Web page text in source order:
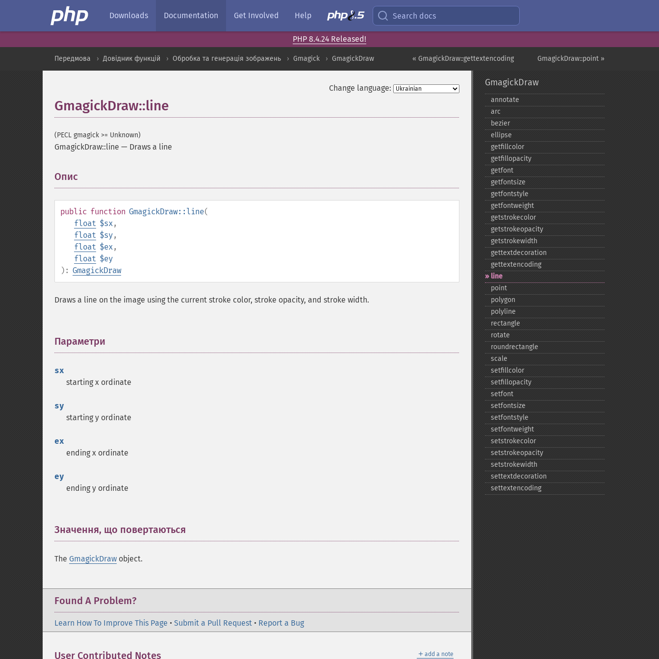
Downloads Documentation Get Involved Help Search docs
PHP 8.4.24 Released!
GmagickDraw::point »
« GmagickDraw::gettextencoding
Передмова Довідник функцій Обробка та генерація зображень Gmagick GmagickDraw
Change language:
GmagickDraw::line
(PECL gmagick >= Unknown)
GmagickDraw::line — Draws a line
Опис
public function GmagickDraw::line(
float $sx,
float $sy,
float $ex,
float $ey
): GmagickDraw
Draws a line on the image using the current stroke color, stroke opacity, and stroke width.
Параметри
sx
starting x ordinate
sy
starting y ordinate
ex
ending x ordinate
ey
ending y ordinate
Значення, що повертаються
The GmagickDraw object.
Found A Problem?
Learn How To Improve This Page • Submit a Pull Request • Report a Bug
＋ add a note
User Contributed Notes
GmagickDraw
annotate
arc
bezier
ellipse
getfillcolor
getfillopacity
getfont
getfontsize
getfontstyle
getfontweight
getstrokecolor
getstrokeopacity
getstrokewidth
gettextdecoration
gettextencoding
line
point
polygon
polyline
rectangle
rotate
roundrectangle
scale
setfillcolor
setfillopacity
setfont
setfontsize
setfontstyle
setfontweight
setstrokecolor
setstrokeopacity
setstrokewidth
settextdecoration
settextencoding